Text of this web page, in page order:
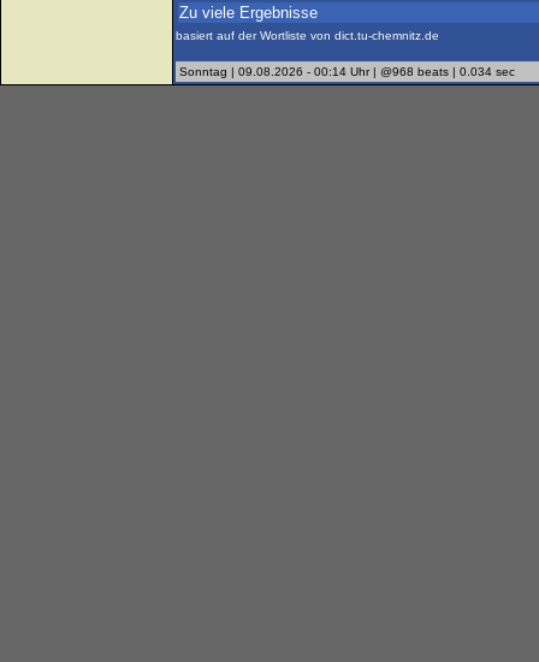
Zu viele Ergebnisse
basiert auf der Wortliste von dict.tu-chemnitz.de
Sonntag | 09.08.2026 - 00:14 Uhr | @968 beats | 0.034 sec